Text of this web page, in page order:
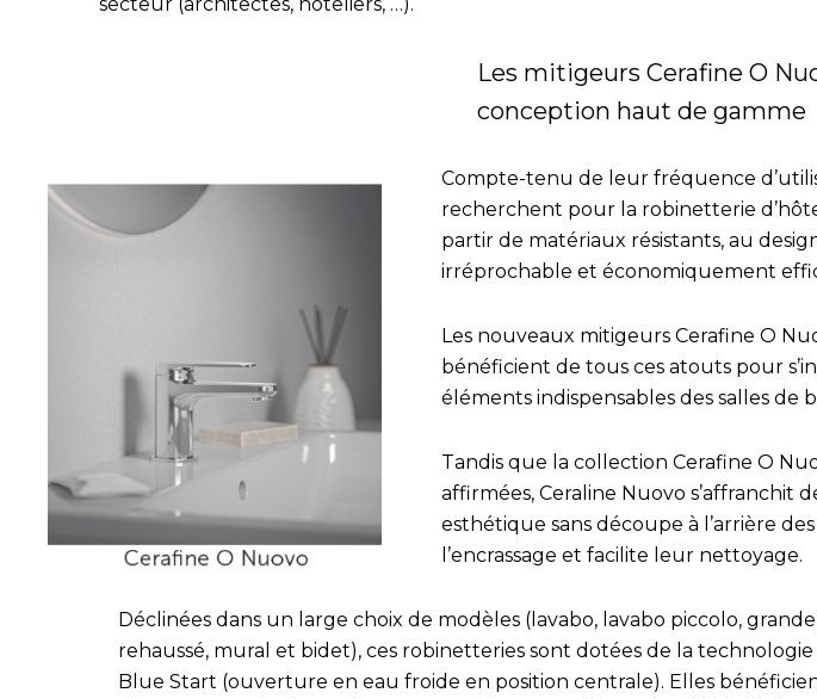
Les mitigeurs Cerafine O
conception haut de gamme
Compte-tenu de leur fréquence
recherchent pour la robinetterie
partir de matériaux résistants, au
irréprochable et économiquement
Les nouveaux mitigeurs Cerafine O
bénéficient de tous ces atouts pour
éléments indispensables des salles de
Tandis que la collection Cerafine O
affirmées, Ceraline Nuovo s’affranchit
esthétique sans découpe à l’arrière
l’encrassage et facilite leur nettoyage.
Déclinées dans un large choix de modèles (lavabo, lavabo piccolo,
rehaussé, mural et bidet), ces robinetteries sont dotées de la technologie
Blue Start (ouverture en eau froide en position centrale). Elles